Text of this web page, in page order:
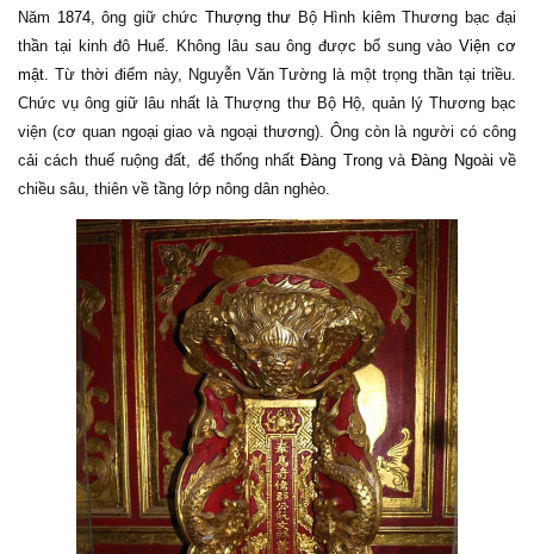
Năm 1874, ông giữ chức Thượng thư Bộ Hình kiêm Thương bạc đại
thần tại kinh đô Huế. Không lâu sau ông được bổ sung vàoViện cơ
mật. Từ thời điểm này, Nguyễn Văn Tường là một trọng thần tại triều.
Chức vụ ông giữ lâu nhất là Thượng thư Bộ Hộ, quản lý Thương bạc
viện (cơ quan ngoại giao và ngoại thương). Ông còn là người có công
cải cách thuế ruộng đất, để thống nhấtĐàng TrongvàĐàng Ngoài về
chiều sâu, thiên về tầng lớp nông dân nghèo.